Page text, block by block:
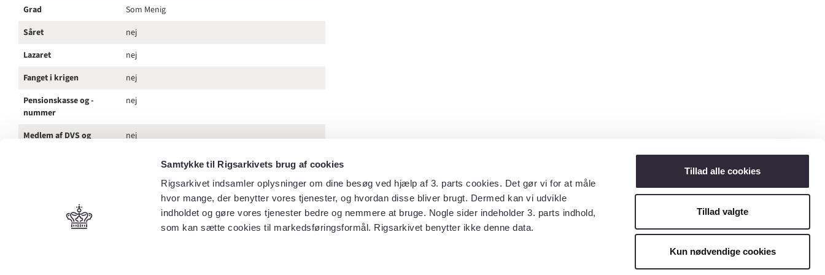
Samtykke til Rigsarkivets brug af cookies
Rigsarkivet indsamler oplysninger om dine besøg ved hjælp af 3. parts cookies. Det gør vi for at måle
hvor mange, der benytter vores tjenester, og hvordan disse bliver brugt. Dermed kan vi udvikle
indholdet og gøre vores tjenester bedre og nemmere at bruge. Nogle sider indeholder 3. parts indhold,
som kan sætte cookies til markedsføringsformål. Rigsarkivet benytter ikke denne data.
Tillad alle cookies
Tillad valgte
Kun nødvendige cookies
Grad
Som Menig
Såret
nej
Lazaret
nej
Fanget i krigen
nej
Pensionskasse og -
nummer
nej
Medlem af DVS og
nej
Hmd. (Husmand)
Holbæk amt, Løve herred, Drøsselbjerg sogn.
Hmd. Søren Clausen, Drøsselbjerg pr. Slagelse